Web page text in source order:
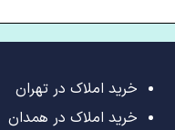
خرید املاک در تهران
خرید املاک در همدان